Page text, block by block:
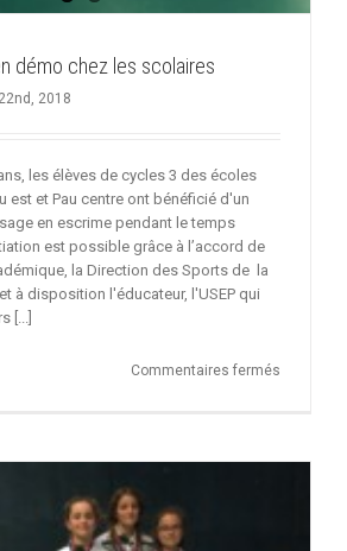
démo chez les scolaires
2018
les élèves de cycles 3 des écoles
est et Pau centre ont bénéficié d'un
en escrime pendant le temps
est possible grâce à l’accord de
la Direction des Sports de la
à disposition l'éducateur, l'USEP qui
[...]
Commentaires fermés